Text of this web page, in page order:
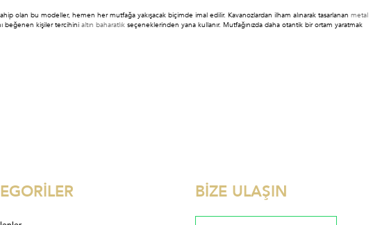
olan bu modeller, hemen her mutfağa yakışacak biçimde imal edilir. Kavanozlardan ilham alınarak tasarlanan metal
beğenen kişiler tercihini altın baharatlık seçeneklerinden yana kullanır. Mutfağınızda daha otantik bir ortam yaratmak
BİZE ULAŞIN